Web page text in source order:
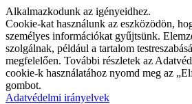
Alkalmazkodunk az igényeidhez.
Cookie-kat használunk az eszközödön,
személyes információkat gyűjtsünk.
szolgálnak, például a tartalom
megfelelően. További részletek az
cookie-k használatához nyomd meg az
gombot.
Adatvédelmi irányelvek